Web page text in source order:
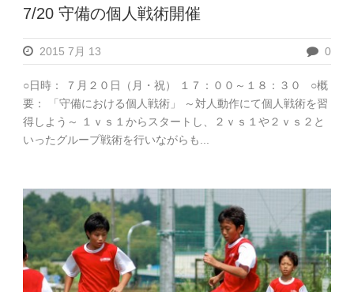
7/20 守備の個人戦術開催
2015 7月 13 0
○日時： ７月２０日（月・祝） １７：００～１８：３０ ○概
要： 「守備における個人戦術」 ～対人動作にて個人戦術を習
得しよう～ １ｖｓ１からスタートし、２ｖｓ１や２ｖｓ２と
いったグループ戦術を行いながらも...